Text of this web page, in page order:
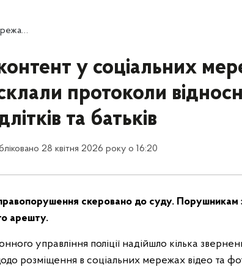
та батьків
у соціальних
протоколи
та батьків
28 квітня 2026 року о 16:20
правопорушення скеровано до суду. Порушникам
арешту.
управління поліції надійшло кілька
розміщення в соціальних мережах відео та